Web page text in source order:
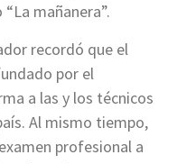
mañanera”.
recordó que el
por el
a las y los técnicos
Al mismo tiempo,
profesional a